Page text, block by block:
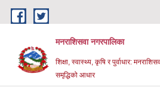
Skip to main content
मनराशिसवा नगरपालिका
शिक्षा, स्वास्थ्य, कृषि र पुर्वाधार:
समृद्धिको आधार